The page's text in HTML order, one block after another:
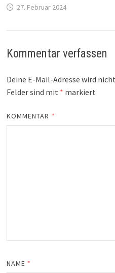
27. Februar 2024
Kommentar verfassen
Deine E-Mail-Adresse wird
Felder sind mit * markiert
KOMMENTAR *
NAME *